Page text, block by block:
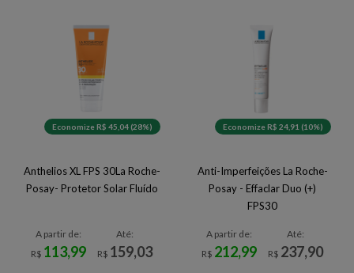
Economize R$ 45,04 (28%)
Anthelios XL FPS 30La Roche-
Posay- Protetor Solar Fluído
A partir de:
R$ 113,99
Até:
R$ 159,03
Economize R$ 24,91 (10%)
Anti-Imperfeições La Roche-
Posay - Effaclar Duo (+)
FPS30
A partir de:
R$ 212,99
Até:
R$ 237,90